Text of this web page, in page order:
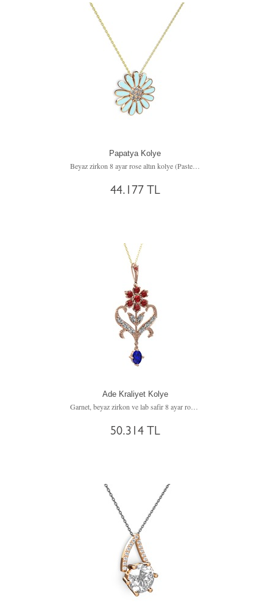
Papatya Kolye
Beyaz zirkon 8 ayar rose altın kolye (Pastel mavi mineli, 40 cm altın rolo zincir)
44.177 TL
Ade Kraliyet Kolye
Garnet, beyaz zirkon ve lab safir 8 ayar rose altın kolye (40 cm altın rolo zincir)
50.314 TL